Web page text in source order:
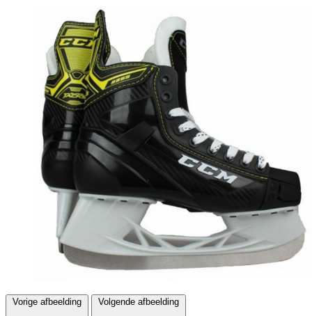
Vorige afbeelding Volgende afbeelding